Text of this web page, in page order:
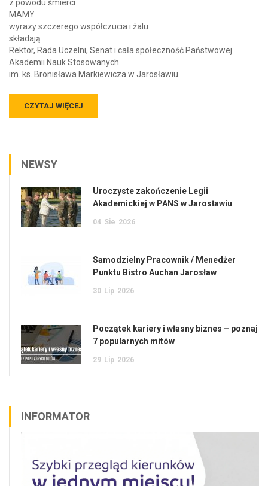
z powodu śmierci
MAMY
wyrazy szczerego współczucia i żalu
składają
Rektor, Rada Uczelni, Senat i cała społeczność Państwowej
Akademii Nauk Stosowanych
im. ks. Bronisława Markiewicza w Jarosławiu
CZYTAJ WIĘCEJ
NEWSY
Uroczyste zakończenie Legii
Akademickiej w PANS w Jarosławiu
04 Sie 2026
Samodzielny Pracownik / Menedżer
Punktu Bistro Auchan Jarosław
30 Lip 2026
Początek kariery i własny biznes – poznaj
7 popularnych mitów
29 Lip 2026
INFORMATOR